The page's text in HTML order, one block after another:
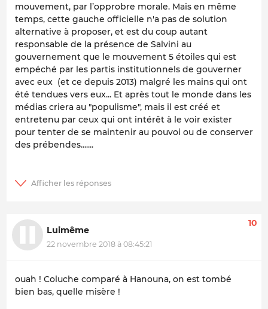
mouvement, par l’opprobre morale. Mais en même
temps, cette gauche officielle n'a pas de solution
alternative à proposer, et est du coup autant
responsable de la présence de Salvini au
gouvernement que le mouvement 5 étoiles qui est
empéché par les partis institutionnels de gouverner
avec eux (et ce depuis 2013) malgré les mains qui ont
été tendues vers eux... Et après tout le monde dans les
médias criera au "populisme", mais il est créé et
entretenu par ceux qui ont intérêt à le voir exister
pour tenter de se maintenir au pouvoi ou de conserver
des prébendes.......
Luimême
22 novembre 2018 à 08:45:21
10
ouah ! Coluche comparé à Hanouna, on est tombé
bien bas, quelle misère !